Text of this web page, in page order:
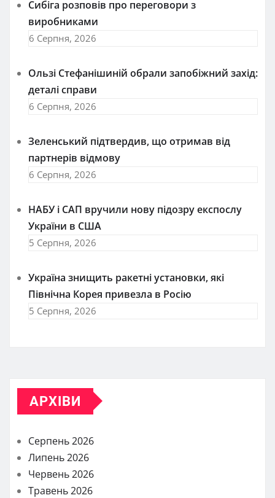
Сибіга розповів про переговори з
виробниками
6 Серпня, 2026
Ользі Стефанішиній обрали запобіжний захід:
деталі справи
6 Серпня, 2026
Зеленський підтвердив, що отримав від
партнерів відмову
6 Серпня, 2026
НАБУ і САП вручили нову підозру експослу
України в США
5 Серпня, 2026
Україна знищить ракетні установки, які
Північна Корея привезла в Росію
5 Серпня, 2026
АРХІВИ
Серпень 2026
Липень 2026
Червень 2026
Травень 2026